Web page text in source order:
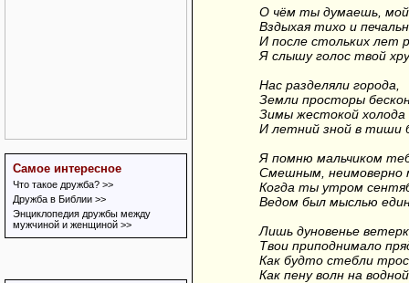
Самое интересное
Что такое дружба? >>
Дружба в Библии >>
Энциклопедия дружбы между
мужчиной и женщиной >>
О чём ты думаешь, мой
Вздыхая тихо и
И после стольких лет
Я слышу голос твой
Нас разделяли города,
Земли просторы
Зимы жестокой холода
И летний зной в тиши
Я помню мальчиком
Смешным, неимоверно
Когда ты утром
Ведом был мыслью
Лишь дуновенье
Твои приподнимало
Как будто стебли
Как пену волн на